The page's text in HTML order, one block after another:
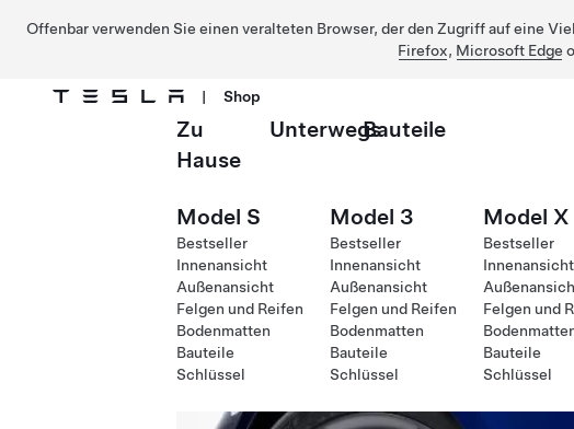
Offenbar verwenden Sie einen veralteten Browser, der den Zugriff auf eine
Firefox, Microsoft Edge
| Shop
Zu
Hause
UnterwegsBauteile
Model S
Bestseller
Innenansicht
Außenansicht
Felgen und Reifen
Bodenmatten
Bauteile
Schlüssel
Model 3
Bestseller
Innenansicht
Außenansicht
Felgen und Reifen
Bodenmatten
Bauteile
Schlüssel
Model X
Bestseller
Innenansicht
Felgen und
Bauteile
Schlüssel